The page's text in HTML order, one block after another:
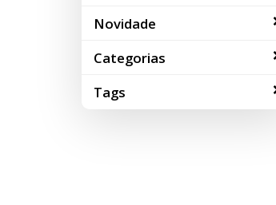
Novidade
Categorias
Tags